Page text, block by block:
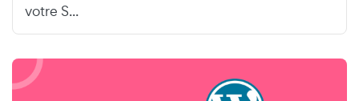
votre S...